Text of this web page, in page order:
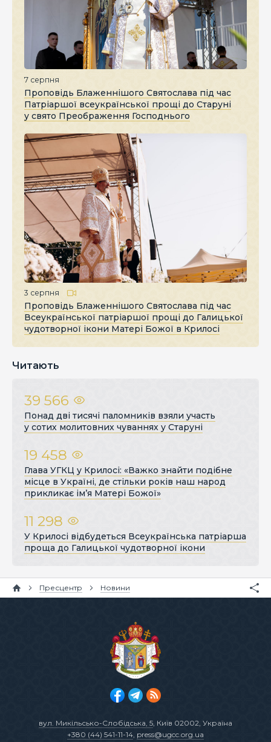
7 серпня
Проповідь Блаженнішого Святослава під час
Патріаршої всеукраїнської прощі до Старуні
у свято Преображення Господнього
3 серпня
Проповідь Блаженнішого Святослава під час
Всеукраїнської патріаршої прощі до Галицької
чудотворної ікони Матері Божої в Крилосі
Читають
39 566
Понад дві тисячі паломників взяли участь
у сотих молитовних чуваннях у Старуні
19 458
Глава УГКЦ у Крилосі: «Важко знайти подібне
місце в Україні, де стільки років наш народ
прикликає ім’я Матері Божої»
11 298
У Крилосі відбудеться Всеукраїнська патріарша
проща до Галицької чудотворної ікони
Пресцентр Новини
вул. Микільсько-Слобідська, 5, Київ 02002, Україна
+380 (44) 541-11-14, press@ugcc.org.ua